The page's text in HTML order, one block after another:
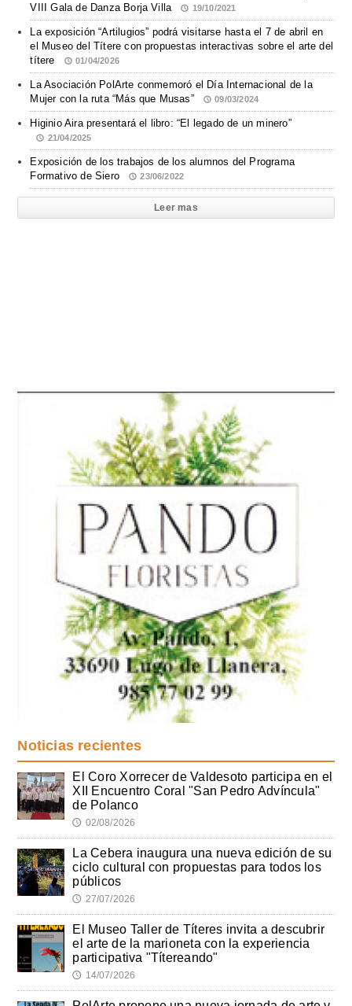
VIII Gala de Danza Borja Villa
19/10/2021
La exposición “Artilugios” podrá visitarse hasta el 7 de abril en
el Museo del Títere con propuestas interactivas sobre el arte del
títere
01/04/2026
La Asociación PolArte conmemoró el Día Internacional de la
Mujer con la ruta “Más que Musas”
09/03/2024
Higinio Aira presentará el libro: “El legado de un minero”
21/04/2025
Exposición de los trabajos de los alumnos del Programa
Formativo de Siero
23/06/2022
Leer mas
Noticias recientes
El Coro Xorrecer de Valdesoto participa en el
XII Encuentro Coral "San Pedro Advíncula"
de Polanco
🕔 02/08/2026
La Cebera inaugura una nueva edición de su
ciclo cultural con propuestas para todos los
públicos
🕔 27/07/2026
El Museo Taller de Títeres invita a descubrir
el arte de la marioneta con la experiencia
participativa "Títereando"
🕔 14/07/2026